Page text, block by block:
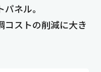
ネル。
コストの削減に大き